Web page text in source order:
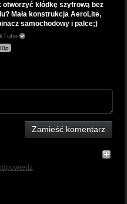
otworzyć kłódkę szyfrową bez
Mała konstrukcja AeroLite,
samochodowy i palce;)
Zamieść komentarz